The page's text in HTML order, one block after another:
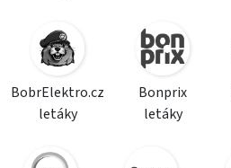
BobrElektro.cz
letáky
Bonprix
letáky